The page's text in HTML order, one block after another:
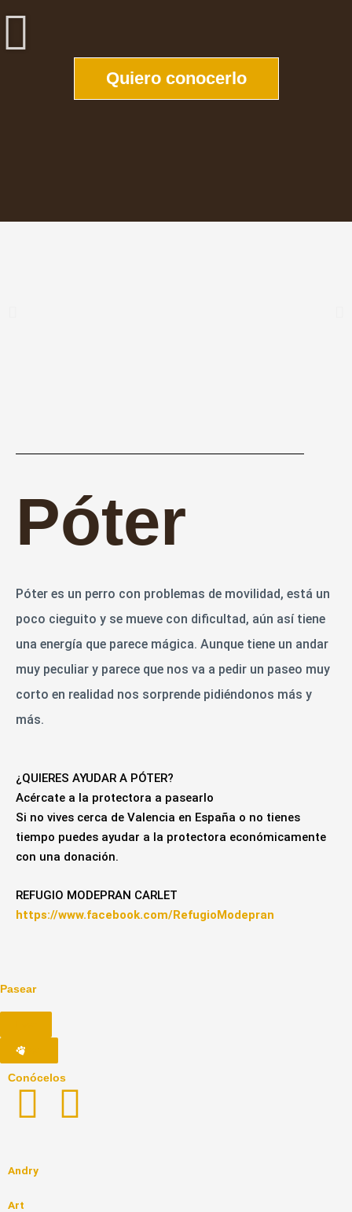
Quiero conocerlo
Póter
Póter es un perro con problemas de movilidad, está un
poco cieguito y se mueve con dificultad, aún así tiene
una energía que parece mágica. Aunque tiene un andar
muy peculiar y parece que nos va a pedir un paseo muy
corto en realidad nos sorprende pidiéndonos más y
más.
¿QUIERES AYUDAR A PÓTER?
Acércate a la protectora a pasearlo
Si no vives cerca de Valencia en España o no tienes
tiempo puedes ayudar a la protectora económicamente
con una donación.
REFUGIO MODEPRAN CARLET
https://www.facebook.com/RefugioModepran
Pasear
Conócelos
T
i
Y
Andry
Art